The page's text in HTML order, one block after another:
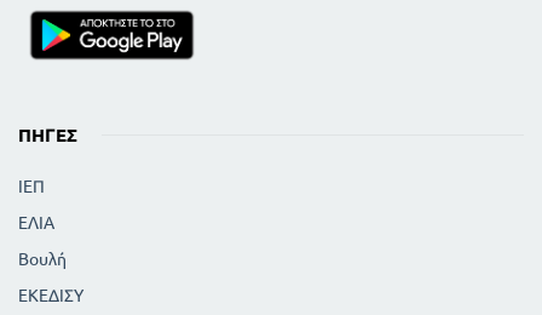
ΠΗΓΈΣ
ΙΕΠ
ΕΛΙΑ
Βουλή
ΕΚΕΔΙΣΥ